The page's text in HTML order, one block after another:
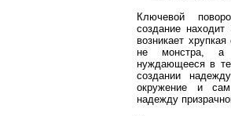
Ключевой
создание
возникает
не монстра, а
нуждающееся в
создании
окружение и
надежду